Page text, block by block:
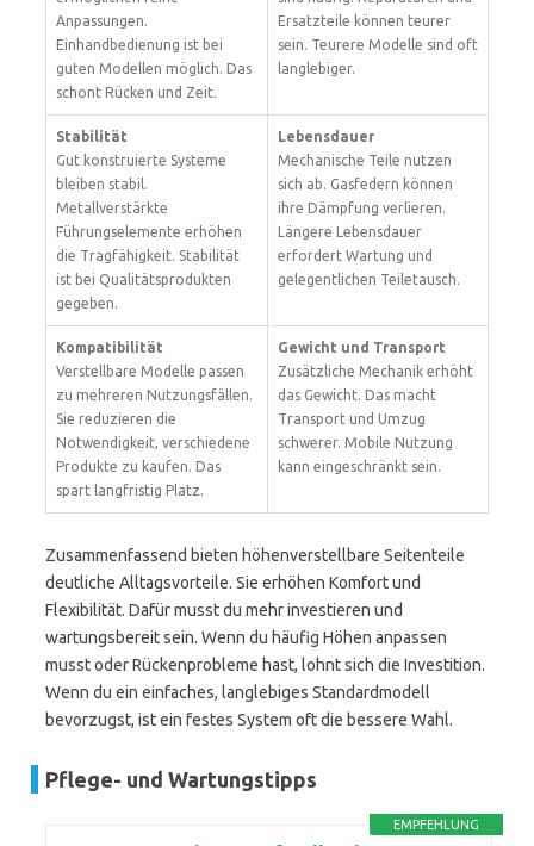
Anpassungen.
Einhandbedienung ist bei
guten Modellen möglich. Das
schont Rücken und Zeit.
Ersatzteile können teurer
sein. Teurere Modelle sind oft
langlebiger.
Stabilität
Gut konstruierte Systeme
bleiben stabil.
Metallverstärkte
Führungselemente erhöhen
die Tragfähigkeit. Stabilität
ist bei Qualitätsprodukten
gegeben.
Lebensdauer
Mechanische Teile nutzen
sich ab. Gasfedern können
ihre Dämpfung verlieren.
Längere Lebensdauer
erfordert Wartung und
gelegentlichen Teiletausch.
Kompatibilität
Verstellbare Modelle passen
zu mehreren Nutzungsfällen.
Sie reduzieren die
Notwendigkeit, verschiedene
Produkte zu kaufen. Das
spart langfristig Platz.
Gewicht und Transport
Zusätzliche Mechanik erhöht
das Gewicht. Das macht
Transport und Umzug
schwerer. Mobile Nutzung
kann eingeschränkt sein.
Zusammenfassend bieten höhenverstellbare Seitenteile
deutliche Alltagsvorteile. Sie erhöhen Komfort und
Flexibilität. Dafür musst du mehr investieren und
wartungsbereit sein. Wenn du häufig Höhen anpassen
musst oder Rückenprobleme hast, lohnt sich die Investition.
Wenn du ein einfaches, langlebiges Standardmodell
bevorzugst, ist ein festes System oft die bessere Wahl.
Pflege- und Wartungstipps
EMPFEHLUNG